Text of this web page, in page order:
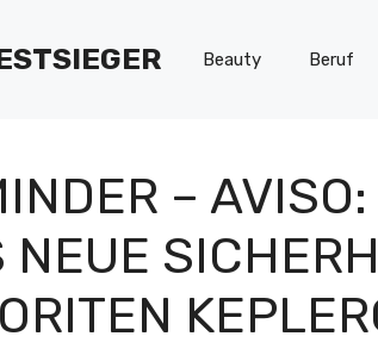
Beauty Beruf
–
NEUE